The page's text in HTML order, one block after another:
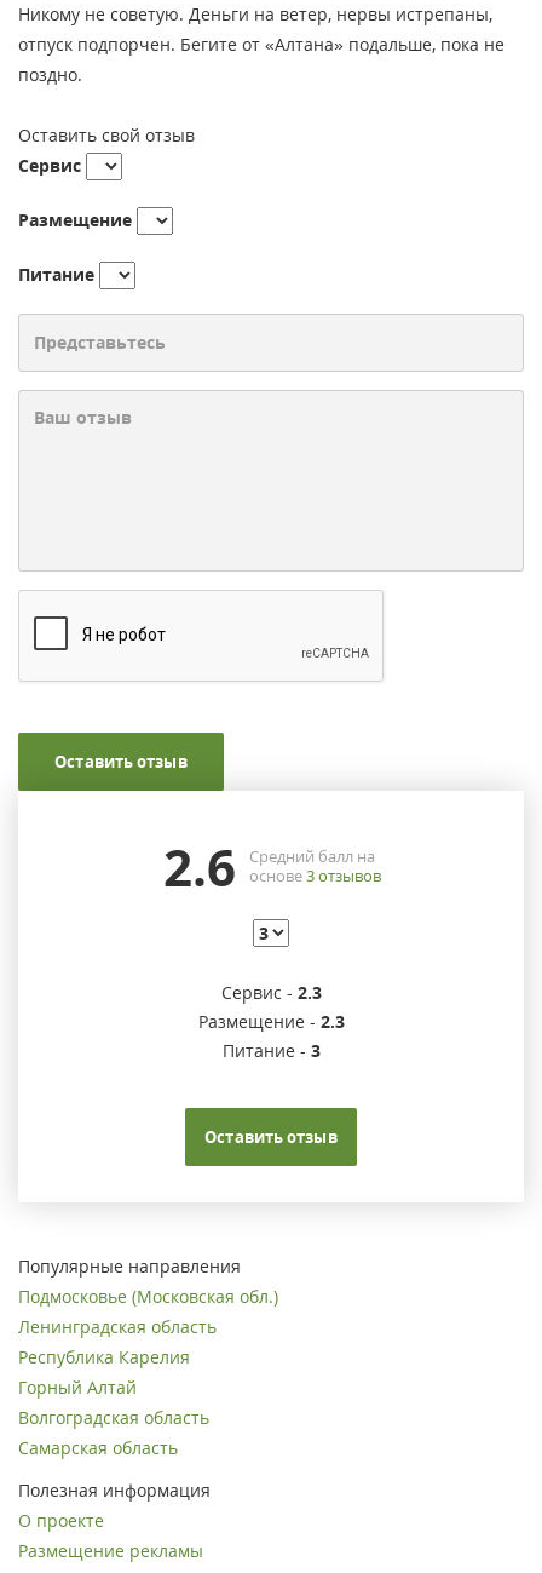
Никому не советую. Деньги на ветер, нервы истрепаны,
отпуск подпорчен. Бегите от «Алтана» подальше, пока не
поздно.
Оставить свой отзыв
Сервис
Размещение
Питание
Оставить отзыв
2.6
Средний балл на
основе3отзывов
Сервис - 2.3
Размещение - 2.3
Питание - 3
Оставить отзыв
Популярные направления
Подмосковье (Московская обл.)
Ленинградская область
Республика Карелия
Горный Алтай
Волгоградская область
Самарская область
Полезная информация
О проекте
Размещение рекламы